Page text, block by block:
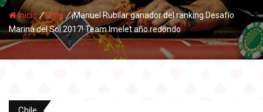
Inicio/Chile/¡Manuel Rubilar ganador del ranking Desafío
Marina del Sol 2017! Team Imelet año redondo